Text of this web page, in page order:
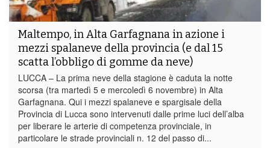
Maltempo, in Alta Garfagnana in azione i
mezzi spalaneve della provincia (e dal 15
scatta l’obbligo di gomme da neve)
LUCCA – La prima neve della stagione è caduta la notte
scorsa (tra martedì 5 e mercoledì 6 novembre) in Alta
Garfagnana. Qui i mezzi spalaneve e spargisale della
Provincia di Lucca sono intervenuti dalle prime luci dell’alba
per liberare le arterie di competenza provinciale, in
particolare le strade provinciali n. 12 del passo di...